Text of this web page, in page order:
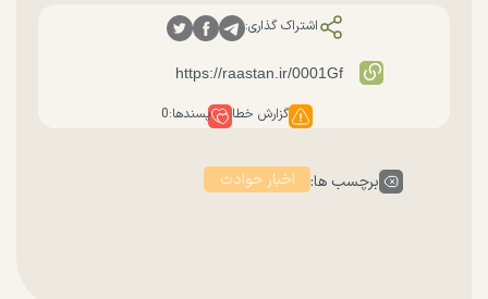
اشتراک گذاری:
گزارش خطا پسندها:0
برچسب ها: اخبار حوادث